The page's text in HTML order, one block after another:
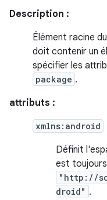
Description :
Élément racine
doit contenir un
spécifier les
package .
attributs :
xmlns:android
Définit
est
"http://
droid" .